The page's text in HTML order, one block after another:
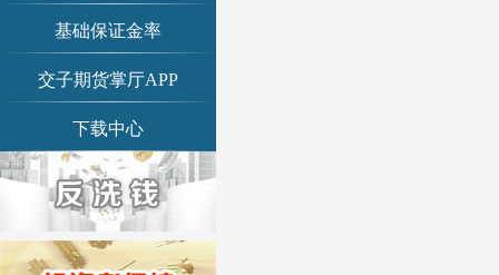
基础保证金率
交子期货掌厅APP
下载中心
0532-83101962
天津营业部：022-58812601，022-
58812610
绵阳营业部：0816-2238660，0816-
2220588
济南分公司：0531-86123236，
0531-86123618